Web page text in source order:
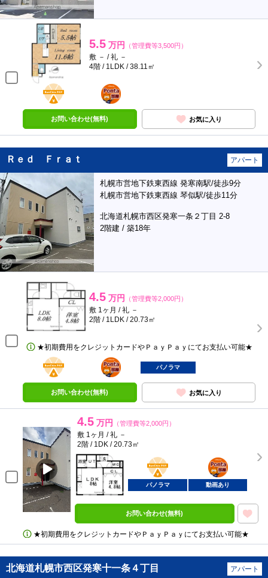
5.5 万円 （管理費等3,500円）
敷 － / 礼 －
4階 / 1LDK / 38.11㎡
BunChinPAY
ポンタ
部屋
お問い合わせ(無料) お気に入り
Ｒｅｄ Ｆｒａｔ アパート
札幌市営地下鉄東西線 発寒南駅/徒歩9分
札幌市営地下鉄東西線 琴似駅/徒歩11分
北海道札幌市西区発寒一条２丁目 2-8
2階建 / 築18年
4.5 万円 （管理費等2,000円）
敷 1ヶ月 / 礼 －
2階 / 1LDK / 20.73㎡
★初期費用をクレジットカードやＰａｙＰａｙにてお支払い可能★
BunChinPAY
ポンタ
部屋
パノラマ
お問い合わせ(無料) お気に入り
4.5 万円 （管理費等2,000円）
敷 1ヶ月 / 礼 －
2階 / 1DK / 20.73㎡
BunChinPAY
ポンタ
部屋
パノラマ 動画あり
お問い合わせ(無料)
★初期費用をクレジットカードやＰａｙＰａｙにてお支払い可能★
北海道札幌市西区発寒十一条４丁目 アパート